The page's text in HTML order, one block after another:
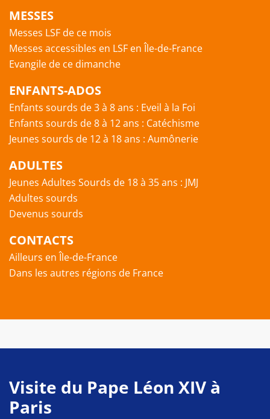
MESSES
Messes LSF de ce mois
Messes accessibles en LSF en Île-de-France
Evangile de ce dimanche
ENFANTS-ADOS
Enfants sourds de 3 à 8 ans : Eveil à la Foi
Enfants sourds de 8 à 12 ans : Catéchisme
Jeunes sourds de 12 à 18 ans : Aumônerie
ADULTES
Jeunes Adultes Sourds de 18 à 35 ans : JMJ
Adultes sourds
Devenus sourds
CONTACTS
Ailleurs en Île-de-France
Dans les autres régions de France
Visite du Pape Léon XIV à
Paris